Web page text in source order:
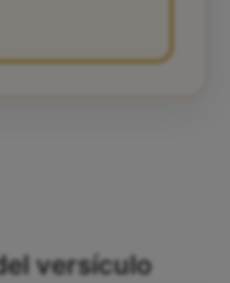
versículo